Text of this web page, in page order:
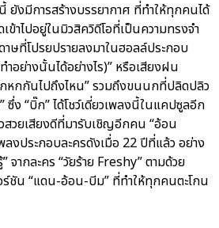
ยังมีการสร้างบรรยากาศ ที่ทำให้ทุกคนได้
าไปอยู่ในมิวสิควิดีโอที่เป็นความทรงจำ
าษที่โปรยปรายลงมาในฮอลล์ประกอบ
อย่างนั้นได้อย่างไร)” หรือเสียงฝน
กหกกันไปถึงไหน” รวมถึงขนนกที่ปลิดปลิว
ง “บิ๊ก” ได้โชว์เดี่ยวเพลงนี้ในแคปซูลอีก
สวยเสียงดีที่มารับเชิญอีกคน “อ้อน
งประกอบละครดังเมื่อ 22 ปีที่แล้ว อย่าง
จากละคร “วัยร้าย Freshy” ตามด้วย
ร์ชัน “แดน-อ้อน-บีม” ที่ทำให้ทุกคนตะโกน